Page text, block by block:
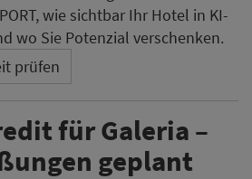
wie sichtbar Ihr Hotel in KI-
wo Sie Potenzial verschenken.
prüfen
für Galeria –
geplant